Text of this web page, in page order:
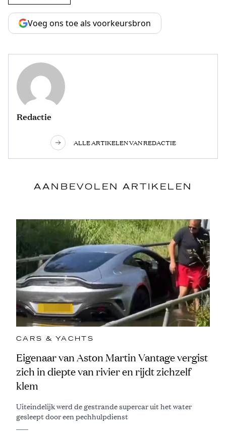
Voeg ons toe als voorkeursbron
Redactie
ALLE ARTIKELEN VAN REDACTIE
AANBEVOLEN ARTIKELEN
CARS & YACHTS
Eigenaar van Aston Martin Vantage vergist
zich in diepte van rivier en rijdt zichzelf
klem
Uiteindelijk werd de gestrande supercar uit het water
gesleept door een pechhulpdienst